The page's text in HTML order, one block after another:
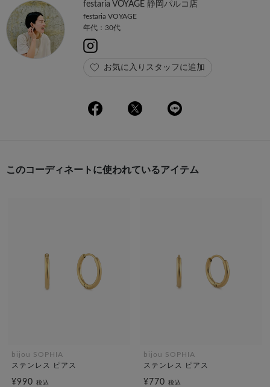
festaria VOYAGE 静岡パルコ店
festaria VOYAGE
年代：30代
お気に入りスタッフに追加
このコーディネートに使われているアイテム
bijou SOPHIA
ステンレス ピアス
¥990 税込
bijou SOPHIA
ステンレス ピアス
¥770 税込